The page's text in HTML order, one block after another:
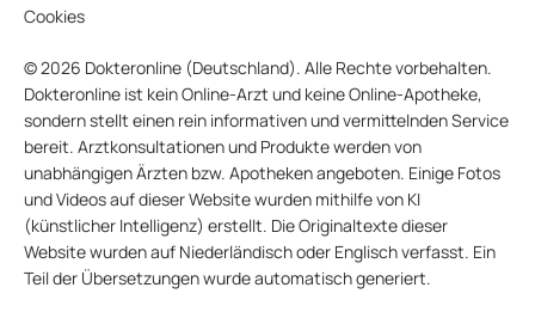
Cookies
© 2026 Dokteronline (Deutschland). Alle Rechte vorbehalten.
Dokteronline ist kein Online-Arzt und keine Online-Apotheke,
sondern stellt einen rein informativen und vermittelnden Service
bereit. Arztkonsultationen und Produkte werden von
unabhängigen Ärzten bzw. Apotheken angeboten. Einige Fotos
und Videos auf dieser Website wurden mithilfe von KI
(künstlicher Intelligenz) erstellt. Die Originaltexte dieser
Website wurden auf Niederländisch oder Englisch verfasst. Ein
Teil der Übersetzungen wurde automatisch generiert.